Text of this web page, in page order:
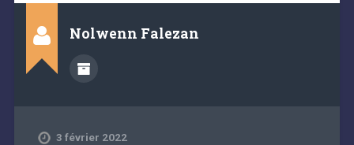
Nolwenn Falezan
3 février 2022